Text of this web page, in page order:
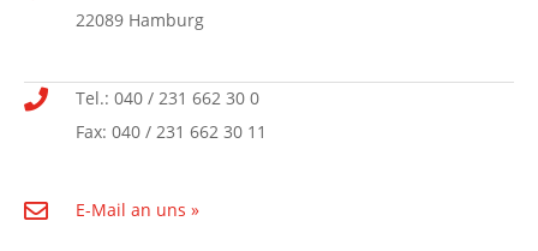
22089 Hamburg
Tel.: 040 / 231 662 30 0
Fax: 040 / 231 662 30 11
E-Mail an uns »